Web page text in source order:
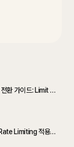
Claude Code 멀티 계정 전환 가이드: Limit 걸려도 끊김 없이 작업하기
Python으로 API 호출에 Rate Limiting 적용하기: aiolimiter와 aiometer 사용법